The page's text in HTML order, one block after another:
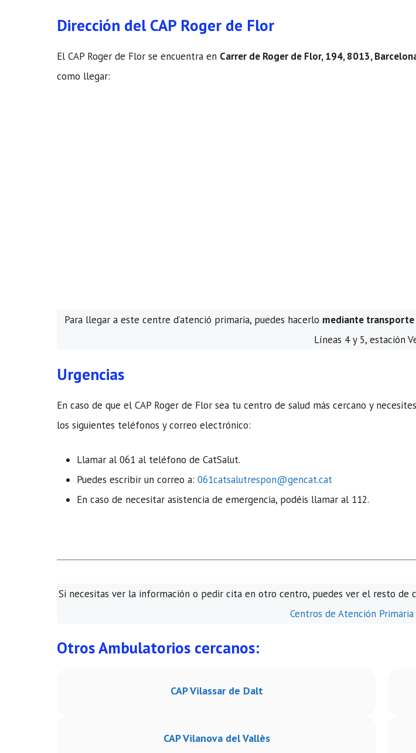
Dirección del CAP Roger de Flor
El CAP Roger de Flor se encuentra en Carrer de Roger de Flor, 194, 8013,
como llegar:
Para llegar a este centre d’atenció primaria, puedes hacerlo mediante
Líneas 4 y 5, estación
Urgencias
En caso de que el CAP Roger de Flor sea tu centro de salud más cercano y
los siguientes teléfonos y correo electrónico:
Llamar al 061 al teléfono de CatSalut.
Puedes escribir un correo a: 061catsalutrespon@gencat.cat
En caso de necesitar asistencia de emergencia, podéis llamar al 112.
Si necesitas ver la información o pedir cita en otro centro, puedes ver el resto de
Centros de Atención
Otros Ambulatorios cercanos:
CAP Vilassar de Dalt
CAP Vilanova del Vallès